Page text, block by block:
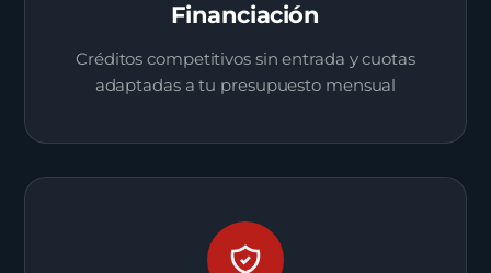
Financiación
Créditos competitivos sin entrada y cuotas
adaptadas a tu presupuesto mensual